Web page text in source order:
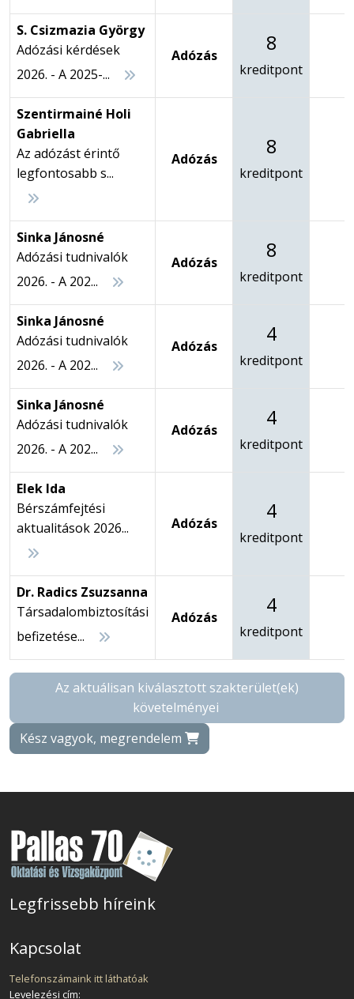
S. Csizmazia György
Adózási kérdések
2026. - A 2025-...
Adózás 8
kreditpont
Szentirmainé Holi
Gabriella
Az adózást érintő
legfontosabb s...
Adózás 8
kreditpont
Sinka Jánosné
Adózási tudnivalók
2026. - A 202...
Adózás 8
kreditpont
Sinka Jánosné
Adózási tudnivalók
2026. - A 202...
Adózás 4
kreditpont
Sinka Jánosné
Adózási tudnivalók
2026. - A 202...
Adózás 4
kreditpont
Elek Ida
Bérszámfejtési
aktualitások 2026...
Adózás 4
kreditpont
Dr. Radics Zsuzsanna
Társadalombiztosítási
befizetése...
Adózás 4
kreditpont
Az aktuálisan kiválasztott szakterület(ek)
követelményei
Kész vagyok, megrendelem
Legfrissebb híreink
Kapcsolat
Telefonszámaink itt láthatóak
Levelezési cím: